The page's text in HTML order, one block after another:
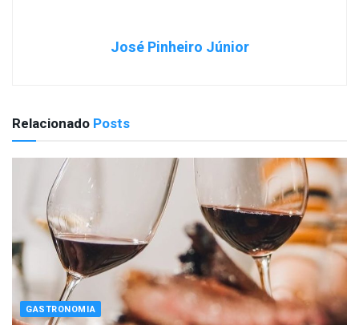
José Pinheiro Júnior
Relacionado Posts
GASTRONOMIA